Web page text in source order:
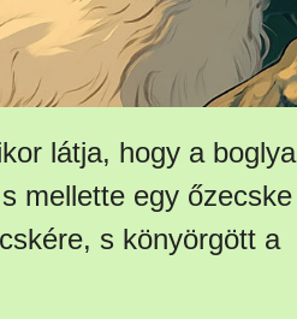
látja, hogy a boglya
mellette egy őzecske
s könyörgött a